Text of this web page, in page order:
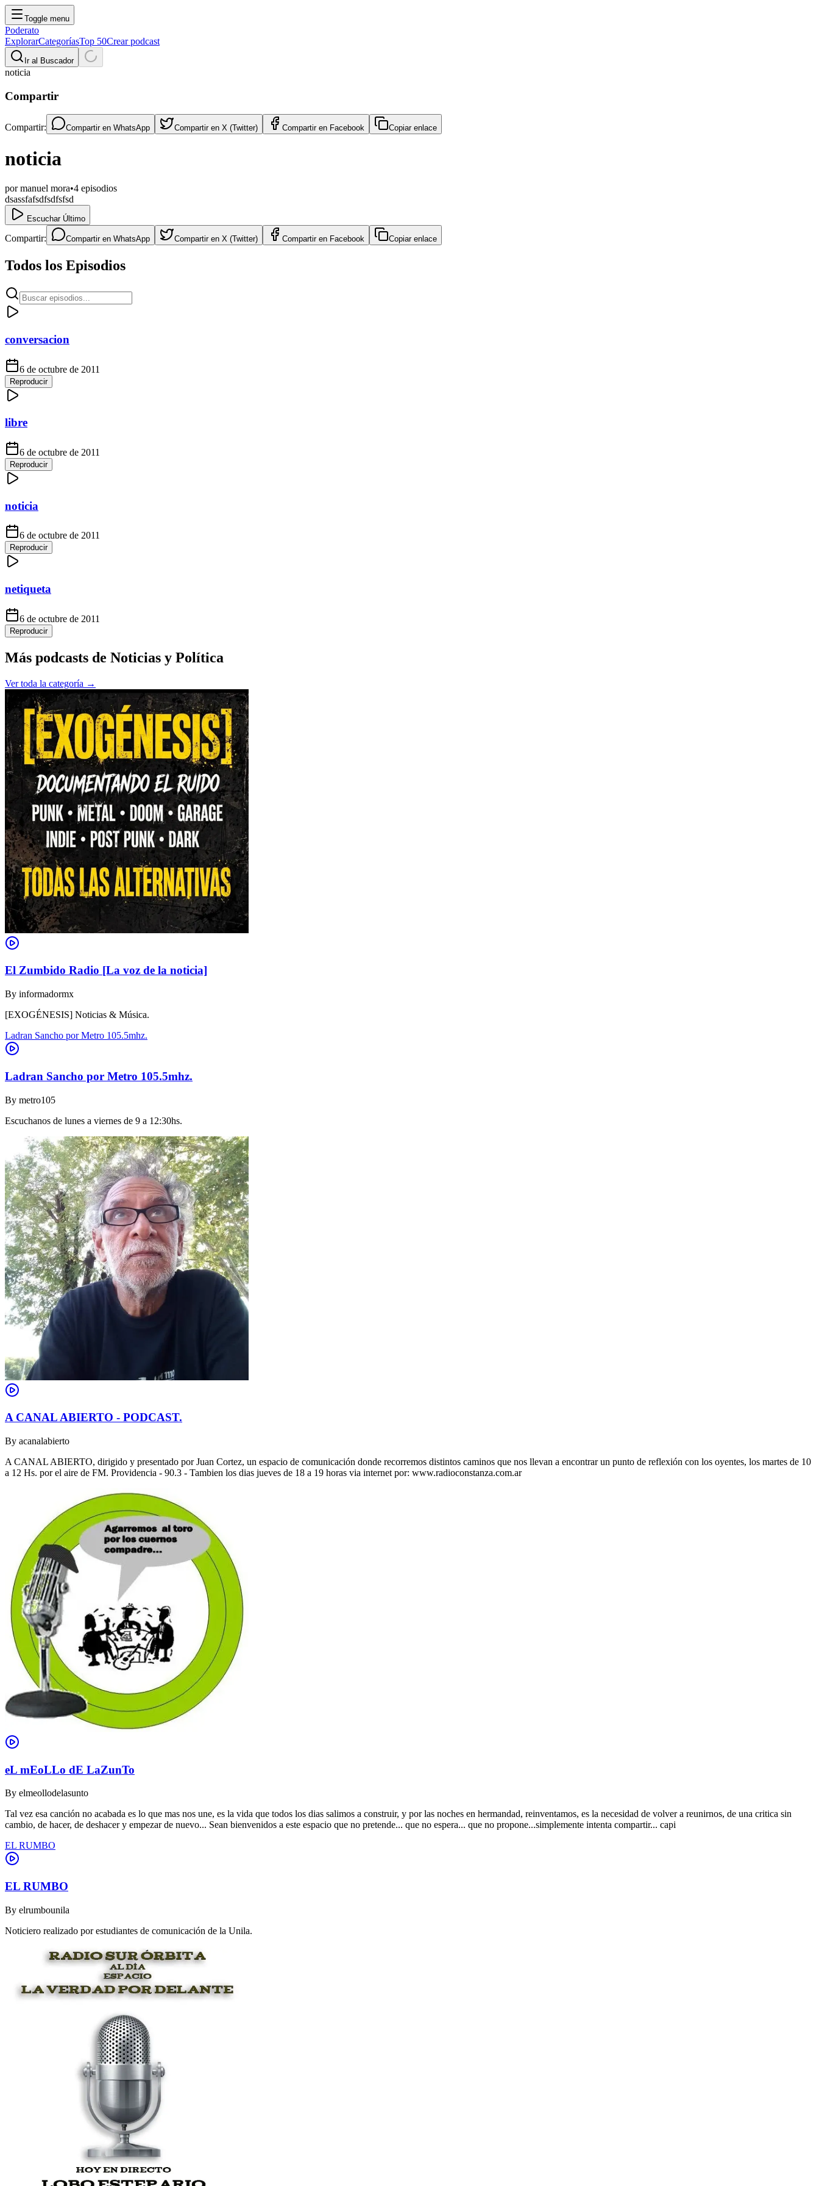
Toggle menu
Poderato
ExplorarCategoríasTop 50Crear podcast
Ir al Buscador
noticia
Compartir
Compartir: Compartir en WhatsApp Compartir en X (Twitter) Compartir en Facebook Copiar enlace
noticia
pormanuel mora•4 episodios
dsassfafsdfsdfsfsd
Escuchar Último
Compartir: Compartir en WhatsApp Compartir en X (Twitter) Compartir en Facebook Copiar enlace
Todos los Episodios
conversacion
6 de octubre de 2011
Reproducir
libre
6 de octubre de 2011
Reproducir
noticia
6 de octubre de 2011
Reproducir
netiqueta
6 de octubre de 2011
Reproducir
Más podcasts de Noticias y Política
Ver toda la categoría →
El Zumbido Radio [La voz de la noticia]
By informadormx
[EXOGÉNESIS] Noticias & Música.
Ladran Sancho por Metro 105.5mhz.
Ladran Sancho por Metro 105.5mhz.
By metro105
Escuchanos de lunes a viernes de 9 a 12:30hs.
A CANAL ABIERTO - PODCAST.
By acanalabierto
A CANAL ABIERTO, dirigido y presentado por Juan Cortez, un espacio de comunicación donde recorremos distintos caminos que nos llevan a encontrar un punto de reflexión con los oyentes, los martes de 10
a 12 Hs. por el aire de FM. Providencia - 90.3 - Tambien los dias jueves de 18 a 19 horas via internet por: www.radioconstanza.com.ar
eL mEoLLo dE LaZunTo
By elmeollodelasunto
Tal vez esa canción no acabada es lo que mas nos une, es la vida que todos los dias salimos a construir, y por las noches en hermandad, reinventamos, es la necesidad de volver a reunirnos, de una critica sin
cambio, de hacer, de deshacer y empezar de nuevo... Sean bienvenidos a este espacio que no pretende... que no espera... que no propone...simplemente intenta compartir... capi
EL RUMBO
EL RUMBO
By elrumbounila
Noticiero realizado por estudiantes de comunicación de la Unila.